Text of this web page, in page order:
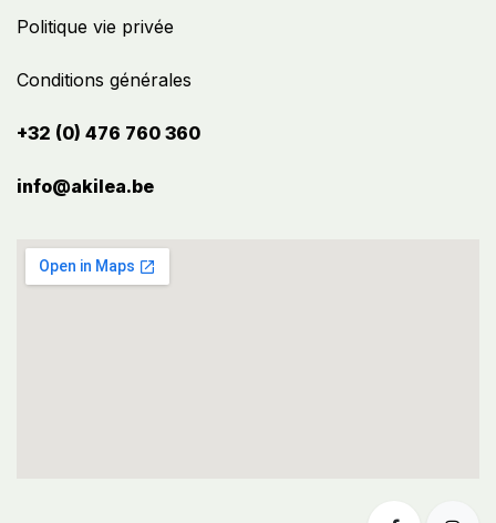
Politique vie privée
Conditions générales
+32 (0) 476 760 360
info@akilea.be​